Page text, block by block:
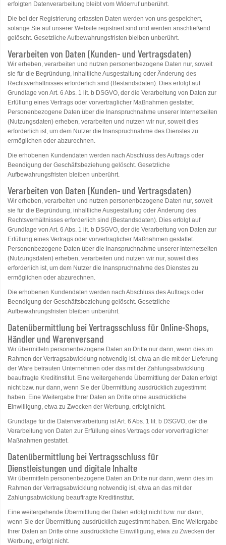
erfolgten Datenverarbeitung bleibt vom Widerruf unberührt.
Die bei der Registrierung erfassten Daten werden von uns gespeichert,
solange Sie auf unserer Website registriert sind und werden anschließend
gelöscht. Gesetzliche Aufbewahrungsfristen bleiben unberührt.
Verarbeiten von Daten (Kunden- und Vertragsdaten)
Wir erheben, verarbeiten und nutzen personenbezogene Daten nur, soweit
sie für die Begründung, inhaltliche Ausgestaltung oder Änderung des
Rechtsverhältnisses erforderlich sind (Bestandsdaten). Dies erfolgt auf
Grundlage von Art. 6 Abs. 1 lit. b DSGVO, der die Verarbeitung von Daten zur
Erfüllung eines Vertrags oder vorvertraglicher Maßnahmen gestattet.
Personenbezogene Daten über die Inanspruchnahme unserer Internetseiten
(Nutzungsdaten) erheben, verarbeiten und nutzen wir nur, soweit dies
erforderlich ist, um dem Nutzer die Inanspruchnahme des Dienstes zu
ermöglichen oder abzurechnen.
Die erhobenen Kundendaten werden nach Abschluss des Auftrags oder
Beendigung der Geschäftsbeziehung gelöscht. Gesetzliche
Aufbewahrungsfristen bleiben unberührt.
Verarbeiten von Daten (Kunden- und Vertragsdaten)
Wir erheben, verarbeiten und nutzen personenbezogene Daten nur, soweit
sie für die Begründung, inhaltliche Ausgestaltung oder Änderung des
Rechtsverhältnisses erforderlich sind (Bestandsdaten). Dies erfolgt auf
Grundlage von Art. 6 Abs. 1 lit. b DSGVO, der die Verarbeitung von Daten zur
Erfüllung eines Vertrags oder vorvertraglicher Maßnahmen gestattet.
Personenbezogene Daten über die Inanspruchnahme unserer Internetseiten
(Nutzungsdaten) erheben, verarbeiten und nutzen wir nur, soweit dies
erforderlich ist, um dem Nutzer die Inanspruchnahme des Dienstes zu
ermöglichen oder abzurechnen.
Die erhobenen Kundendaten werden nach Abschluss des Auftrags oder
Beendigung der Geschäftsbeziehung gelöscht. Gesetzliche
Aufbewahrungsfristen bleiben unberührt.
Datenübermittlung bei Vertragsschluss für Online-Shops,
Händler und Warenversand
Wir übermitteln personenbezogene Daten an Dritte nur dann, wenn dies im
Rahmen der Vertragsabwicklung notwendig ist, etwa an die mit der Lieferung
der Ware betrauten Unternehmen oder das mit der Zahlungsabwicklung
beauftragte Kreditinstitut. Eine weitergehende Übermittlung der Daten erfolgt
nicht bzw. nur dann, wenn Sie der Übermittlung ausdrücklich zugestimmt
haben. Eine Weitergabe Ihrer Daten an Dritte ohne ausdrückliche
Einwilligung, etwa zu Zwecken der Werbung, erfolgt nicht.
Grundlage für die Datenverarbeitung ist Art. 6 Abs. 1 lit. b DSGVO, der die
Verarbeitung von Daten zur Erfüllung eines Vertrags oder vorvertraglicher
Maßnahmen gestattet.
Datenübermittlung bei Vertragsschluss für
Dienstleistungen und digitale Inhalte
Wir übermitteln personenbezogene Daten an Dritte nur dann, wenn dies im
Rahmen der Vertragsabwicklung notwendig ist, etwa an das mit der
Zahlungsabwicklung beauftragte Kreditinstitut.
Eine weitergehende Übermittlung der Daten erfolgt nicht bzw. nur dann,
wenn Sie der Übermittlung ausdrücklich zugestimmt haben. Eine Weitergabe
Ihrer Daten an Dritte ohne ausdrückliche Einwilligung, etwa zu Zwecken der
Werbung, erfolgt nicht.